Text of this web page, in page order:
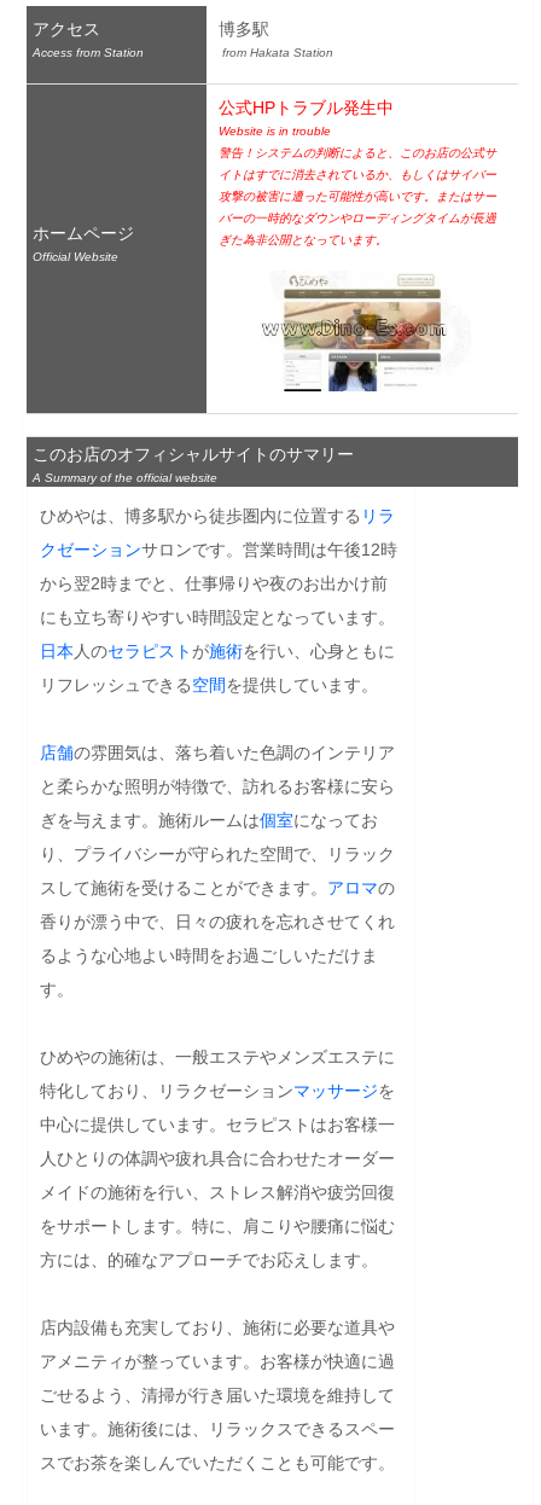
アクセス
Access from Station
博多駅
from Hakata Station
ホームページ
Official Website
公式HPトラブル発生中
Website is in trouble
警告！システムの判断によると、このお店の公式サ
イトはすでに消去されているか、もしくはサイバー
攻撃の被害に遭った可能性が高いです。またはサー
バーの一時的なダウンやローディングタイムが長過
ぎた為非公開となっています。
このお店のオフィシャルサイトのサマリー
A Summary of the official website
ひめやは、博多駅から徒歩圏内に位置する リラ
クゼーションサロンです。営業時間は午後12時
から翌2時までと、仕事帰りや夜のお出かけ前
にも立ち寄りやすい時間設定となっています。
日本 人のセラピスト が施術を行い、心身ともに
リフレッシュできる空間を提供しています。
店舗の雰囲気は、落ち着いた色調のインテリア
と柔らかな照明が特徴で、訪れるお客様に安ら
ぎを与えます。施術ルームは個室になってお
り、プライバシーが守られた空間で、リラック
スして施術を受けることができます。 アロマの
香りが漂う中で、日々の疲れを忘れさせてくれ
るような心地よい時間をお過ごしいただけま
す。
ひめやの施術は、一般エステやメンズエステに
特化しており、リラクゼーションマッサージを
中心に提供しています。セラピストはお客様一
人ひとりの体調や疲れ具合に合わせたオーダー
メイドの施術を行い、ストレス解消や疲労回復
をサポートします。特に、肩こりや腰痛に悩む
方には、的確なアプローチでお応えします。
店内設備も充実しており、施術に必要な道具や
アメニティが整っています。お客様が快適に過
ごせるよう、清掃が行き届いた環境を維持して
います。施術後には、リラックスできるスペー
スでお茶を楽しんでいただくことも可能です。